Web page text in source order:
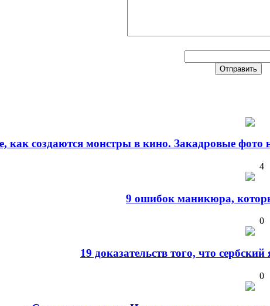
как создаются монстры в кино. Закадровые фото
4
9 ошибок маникюра,
0
19 доказательств того, что
0